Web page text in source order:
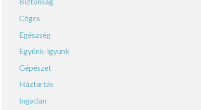
Céges
Egészség
Együnk-igyunk
Gépészet
Háztartás
Ingatlan